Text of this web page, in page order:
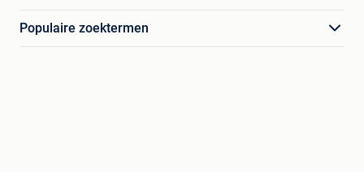
Populaire zoektermen